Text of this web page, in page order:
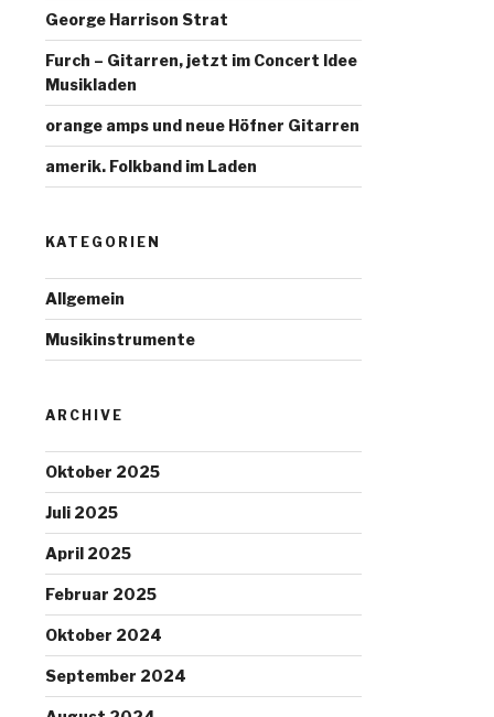
George Harrison Strat
Furch – Gitarren, jetzt im Concert Idee
Musikladen
orange amps und neue Höfner Gitarren
amerik. Folkband im Laden
KATEGORIEN
Allgemein
Musikinstrumente
ARCHIVE
Oktober 2025
Juli 2025
April 2025
Februar 2025
Oktober 2024
September 2024